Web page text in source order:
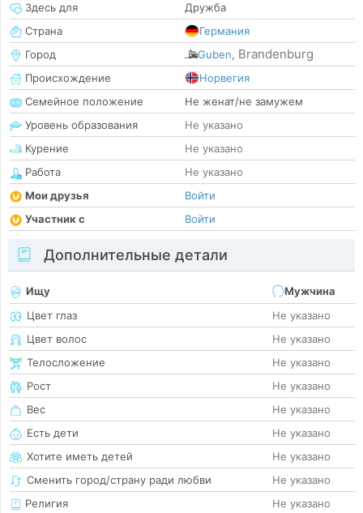
Здесь для
Дружба
Страна
Германия
Город
Guben, Brandenburg
Происхождение
Норвегия
Семейное положение
Не женат/не замужем
Уровень образования
Не указано
Курение
Не указано
Работа
Не указано
Мои друзья
Войти
Участник с
Войти
Дополнительные детали
Ищу
Мужчина
Цвет глаз
Не указано
Цвет волос
Не указано
Телосложение
Не указано
Рост
Не указано
Вес
Не указано
Есть дети
Не указано
Хотите иметь детей
Не указано
Сменить город/страну ради любви
Не указано
Религия
Не указано